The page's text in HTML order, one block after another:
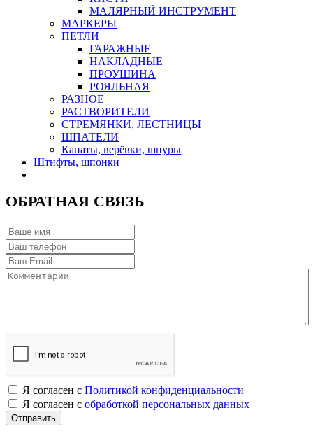
МАЛЯРНЫЙ ИНСТРУМЕНТ
МАРКЕРЫ
ПЕТЛИ
ГАРАЖНЫЕ
НАКЛАДНЫЕ
ПРОУШИНА
РОЯЛЬНАЯ
РАЗНОЕ
РАСТВОРИТЕЛИ
СТРЕМЯНКИ, ЛЕСТНИЦЫ
ШПАТЕЛИ
Канаты, верёвки, шнуры
Штифты, шпонки
ОБРАТНАЯ СВЯЗЬ
Я согласен с Политикой конфиденциальности
Я согласен с обработкой персональных данных